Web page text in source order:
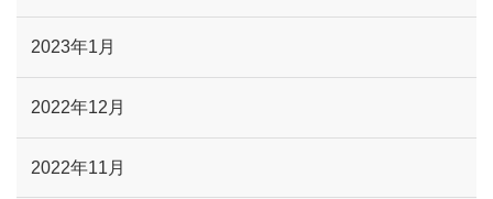
2023年1月
2022年12月
2022年11月